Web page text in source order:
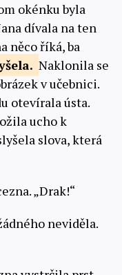
okénku byla
dívala na ten
něco říká, ba
Naklonila se
v učebnici.
otevírala ústa.
ucho k
slova, která
„Drak!“
neviděla.